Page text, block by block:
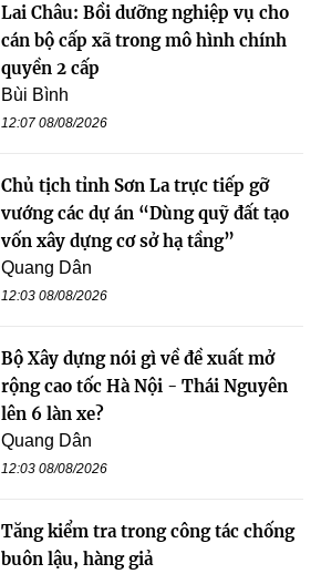
Lai Châu: Bồi dưỡng nghiệp vụ cho
cán bộ cấp xã trong mô hình chính
quyền 2 cấp
Bùi Bình
12:07 08/08/2026
Chủ tịch tỉnh Sơn La trực tiếp gỡ
vướng các dự án “Dùng quỹ đất tạo
vốn xây dựng cơ sở hạ tầng”
Quang Dân
12:03 08/08/2026
Bộ Xây dựng nói gì về đề xuất mở
rộng cao tốc Hà Nội - Thái Nguyên
lên 6 làn xe?
Quang Dân
12:03 08/08/2026
Tăng kiểm tra trong công tác chống
buôn lậu, hàng giả